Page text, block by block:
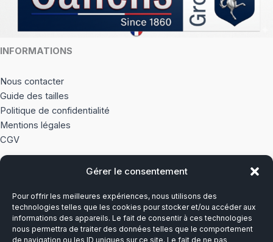
Gérer le consentement
Pour offrir les meilleures expériences, nous utilisons des
technologies telles que les cookies pour stocker et/ou accéder aux
informations des appareils. Le fait de consentir à ces technologies
nous permettra de traiter des données telles que le comportement
de navigation ou les ID uniques sur ce site. Le fait de ne pas
du
produit
du
INFORMATIONS
Nous contacter
Guide des tailles
Politique de confidentialité
Mentions légales
CGV
Notre histoire
Du lundi au vendredi